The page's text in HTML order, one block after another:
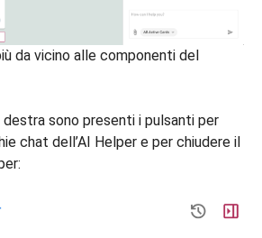
da vicino alle componenti del
destra sono presenti i pulsanti per
chat dell’AI Helper e per chiudere il